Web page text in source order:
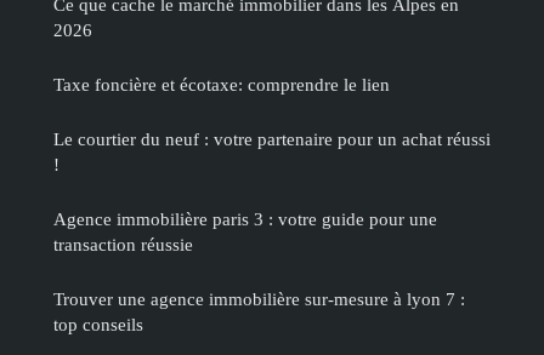
Ce que cache le marché immobilier dans les Alpes en
2026
Taxe foncière et écotaxe: comprendre le lien
Le courtier du neuf : votre partenaire pour un achat réussi
!
Agence immobilière paris 3 : votre guide pour une
transaction réussie
Trouver une agence immobilière sur-mesure à lyon 7 :
top conseils